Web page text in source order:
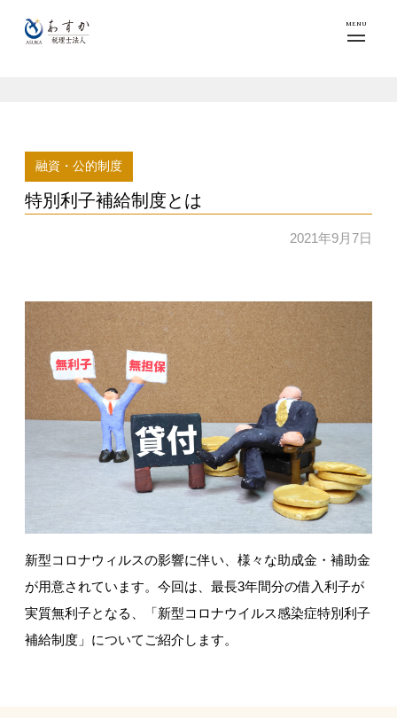
MENU
融資・公的制度
特別利子補給制度とは
2021年9月7日
新型コロナウィルスの影響に伴い、様々な助成金・補助金
が用意されています。今回は、最長3年間分の借入利子が
実質無利子となる、「新型コロナウイルス感染症特別利子
補給制度」についてご紹介します。